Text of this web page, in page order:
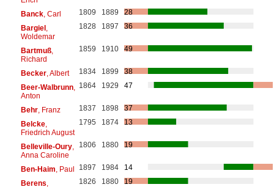
Banck, Carl 1809 1889
28
Bargiel,
Woldemar
1828 1897 36
Bartmuß,
Richard
1859 1910 49
Becker, Albert 1834 1899
38
Beer-Walbrunn,
Anton
1864 1929 47
Behr, Franz 1837 1898
37
Belcke,
Friedrich August
1795 1874 13
Belleville-Oury,
Anna Caroline
1806 1880 19
Ben-Haim , Paul 1897 1984
14
Berens
1826 1880 19